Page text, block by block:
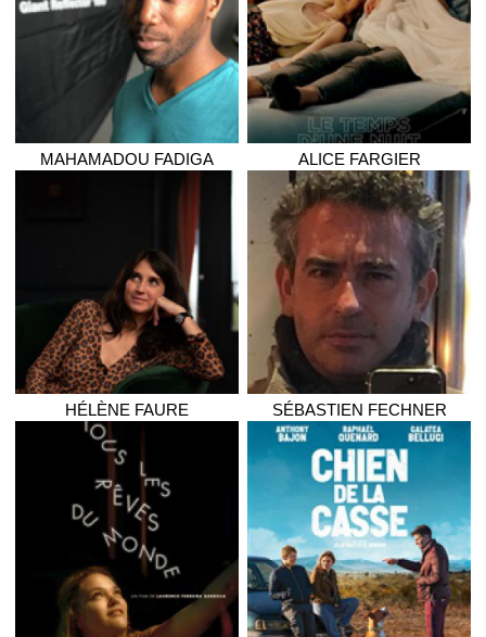
MAHAMADOU FADIGA ALICE FARGIER
HÉLÈNE FAURE SÉBASTIEN FECHNER